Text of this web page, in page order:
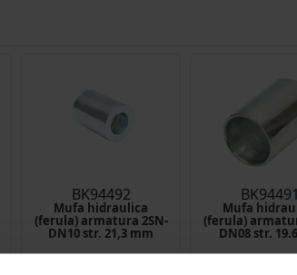
BK94492
Mufa hidraulica
(ferula) armatura 2SN-
DN10 str. 21,3 mm
BK94491
Mufa
(ferula)
DN08 str.